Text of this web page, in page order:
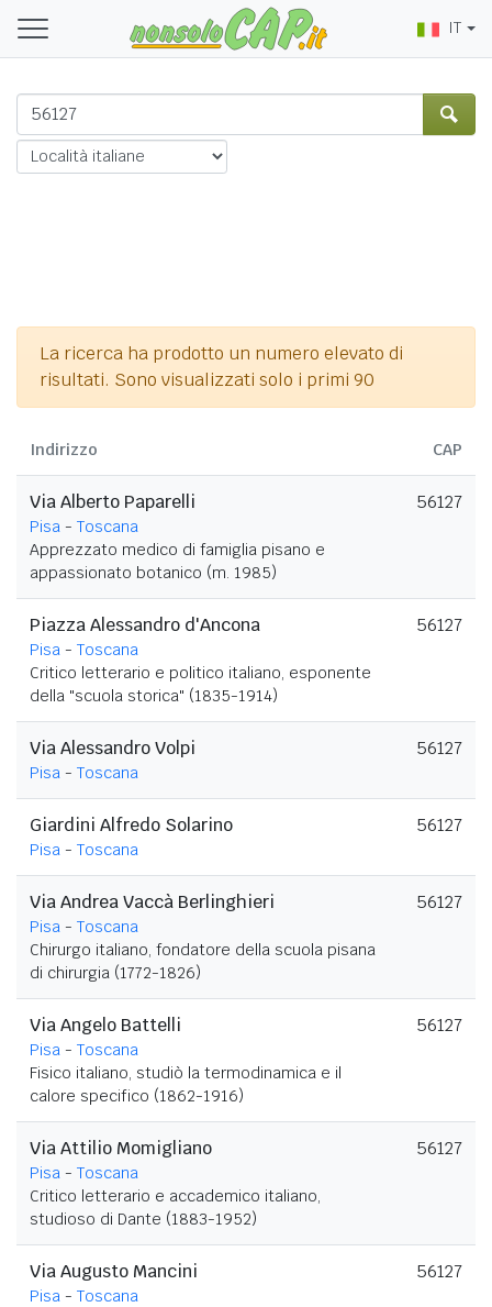
IT
La ricerca ha prodotto un numero elevato di
risultati. Sono visualizzati solo i primi 90
Indirizzo CAP
Via Alberto Paparelli
Pisa - Toscana
Apprezzato medico di famiglia pisano e
appassionato botanico (m. 1985)
56127
Piazza Alessandro d'Ancona
Pisa - Toscana
Critico letterario e politico italiano, esponente
della "scuola storica" (1835-1914)
56127
Via Alessandro Volpi
Pisa - Toscana
56127
Giardini Alfredo Solarino
Pisa - Toscana
56127
Via Andrea Vaccà Berlinghieri
Pisa - Toscana
Chirurgo italiano, fondatore della scuola pisana
di chirurgia (1772-1826)
56127
Via Angelo Battelli
Pisa - Toscana
Fisico italiano, studiò la termodinamica e il
calore specifico (1862-1916)
56127
Via Attilio Momigliano
Pisa - Toscana
Critico letterario e accademico italiano,
studioso di Dante (1883-1952)
56127
Via Augusto Mancini
Pisa - Toscana
56127